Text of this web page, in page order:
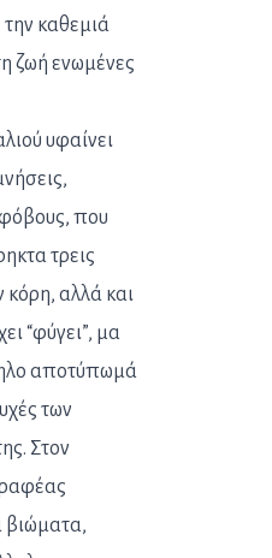
καθεμιά
ζωή ενωμένες
υφαίνει
που
τρεις
κόρη, αλλά και
“φύγει”, μα
αποτύπωμά
των
Στον
βιώματα,